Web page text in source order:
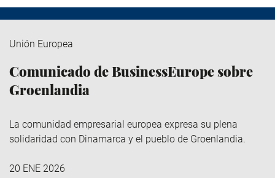
Unión Europea
Comunicado de BusinessEurope sobre
Groenlandia
La comunidad empresarial europea expresa su plena
solidaridad con Dinamarca y el pueblo de Groenlandia.
20 ENE 2026